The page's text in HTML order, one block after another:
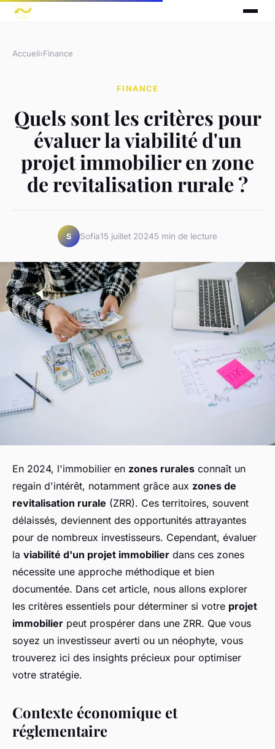
Accueil›Finance
FINANCE
Quels sont les critères pour
évaluer la viabilité d'un
projet immobilier en zone
de revitalisation rurale ?
S Sofia15 juillet 20245 min de lecture
En 2024, l'immobilier en zones rurales connaît un
regain d'intérêt, notamment grâce aux zones de
revitalisation rurale (ZRR). Ces territoires, souvent
délaissés, deviennent des opportunités attrayantes
pour de nombreux investisseurs. Cependant, évaluer
la viabilité d'un projet immobilier dans ces zones
nécessite une approche méthodique et bien
documentée. Dans cet article, nous allons explorer
les critères essentiels pour déterminer si votre projet
immobilier peut prospérer dans une ZRR. Que vous
soyez un investisseur averti ou un néophyte, vous
trouverez ici des insights précieux pour optimiser
votre stratégie.
Contexte économique et
réglementaire